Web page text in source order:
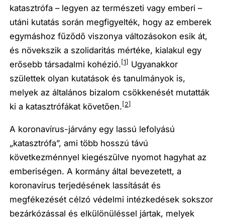
katasztrófa – legyen az természeti vagy emberi –
utáni kutatás során megfigyelték, hogy az emberek
egymáshoz fűződő viszonya változásokon esik át,
és növekszik a szolidaritás mértéke, kialakul egy
erősebb társadalmi kohézió. [1] Ugyanakkor
születtek olyan kutatások és tanulmányok is,
melyek az általános bizalom csökkenését mutatták
ki a katasztrófákat követően. [2]
A koronavírus-járvány egy lassú lefolyású
„katasztrófa”, ami több hosszú távú
következménnyel kiegészülve nyomot hagyhat az
emberiségen. A kormány által bevezetett, a
koronavírus terjedésének lassítását és
megfékezését célzó védelmi intézkedések sokszor
bezárkózással és elkülönüléssel jártak, melyek